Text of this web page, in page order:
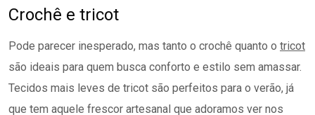
Crochê e tricot
Pode parecer inesperado, mas tanto o crochê quanto o tricot
são ideais para quem busca conforto e estilo sem amassar.
Tecidos mais leves de tricot são perfeitos para o verão, já
que tem aquele frescor artesanal que adoramos ver nos